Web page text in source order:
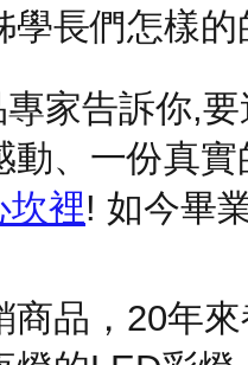
學長們怎樣
家告訴你,要
動、一份真
坎裡! 如今畢
商品，20年